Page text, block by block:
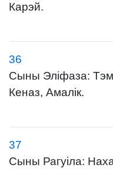
Карэй.
36
Сыны Эліфаза:
Кеназ, Амалік.
37
Сыны Рагуіла: